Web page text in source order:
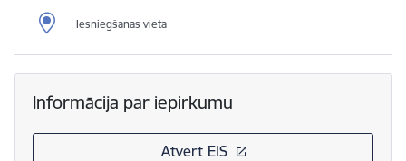
Iesniegšanas vieta
Informācija par iepirkumu
Atvērt EIS